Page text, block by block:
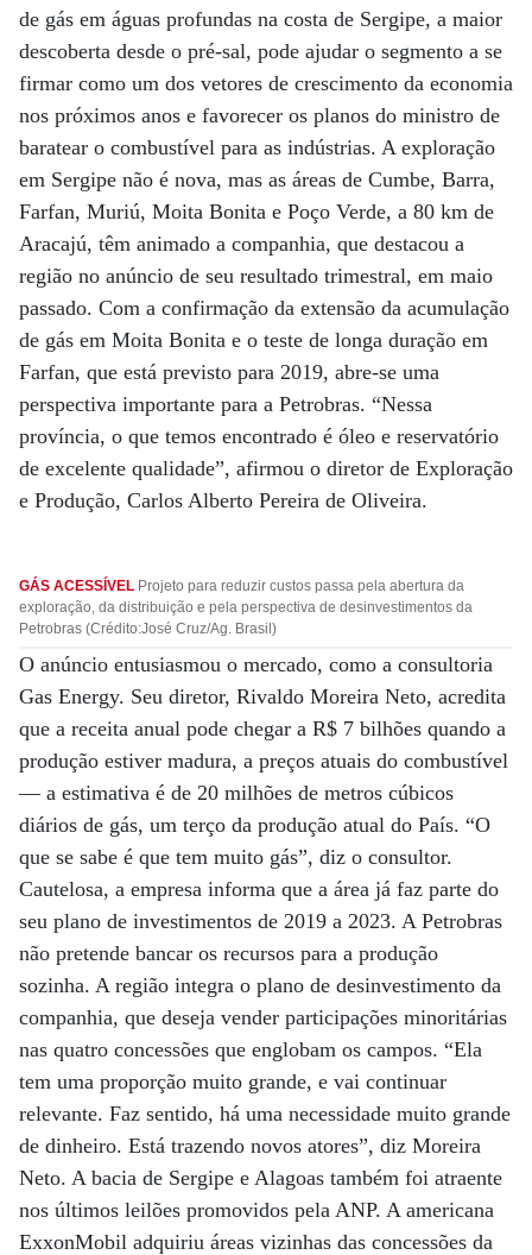
de gás em águas profundas na costa de Sergipe, a maior
descoberta desde o pré-sal, pode ajudar o segmento a se
firmar como um dos vetores de crescimento da economia
nos próximos anos e favorecer os planos do ministro de
baratear o combustível para as indústrias. A exploração
em Sergipe não é nova, mas as áreas de Cumbe, Barra,
Farfan, Muriú, Moita Bonita e Poço Verde, a 80 km de
Aracajú, têm animado a companhia, que destacou a
região no anúncio de seu resultado trimestral, em maio
passado. Com a confirmação da extensão da acumulação
de gás em Moita Bonita e o teste de longa duração em
Farfan, que está previsto para 2019, abre-se uma
perspectiva importante para a Petrobras. “Nessa
província, o que temos encontrado é óleo e reservatório
de excelente qualidade”, afirmou o diretor de Exploração
e Produção, Carlos Alberto Pereira de Oliveira.
GÁS ACESSÍVEL Projeto para reduzir custos passa pela abertura da
exploração, da distribuição e pela perspectiva de desinvestimentos da
Petrobras (Crédito:José Cruz/Ag. Brasil)
O anúncio entusiasmou o mercado, como a consultoria
Gas Energy. Seu diretor, Rivaldo Moreira Neto, acredita
que a receita anual pode chegar a R$ 7 bilhões quando a
produção estiver madura, a preços atuais do combustível
— a estimativa é de 20 milhões de metros cúbicos
diários de gás, um terço da produção atual do País. “O
que se sabe é que tem muito gás”, diz o consultor.
Cautelosa, a empresa informa que a área já faz parte do
seu plano de investimentos de 2019 a 2023. A Petrobras
não pretende bancar os recursos para a produção
sozinha. A região integra o plano de desinvestimento da
companhia, que deseja vender participações minoritárias
nas quatro concessões que englobam os campos. “Ela
tem uma proporção muito grande, e vai continuar
relevante. Faz sentido, há uma necessidade muito grande
de dinheiro. Está trazendo novos atores”, diz Moreira
Neto. A bacia de Sergipe e Alagoas também foi atraente
nos últimos leilões promovidos pela ANP. A americana
ExxonMobil adquiriu áreas vizinhas das concessões da